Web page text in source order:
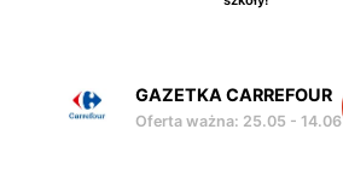
GAZETKA CARREFOUR
Oferta ważna: 25.05 - 14.06